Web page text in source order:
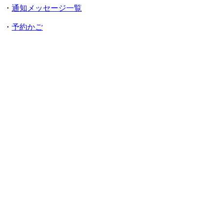
・ 通知メッセージ一覧
・ 予約かご